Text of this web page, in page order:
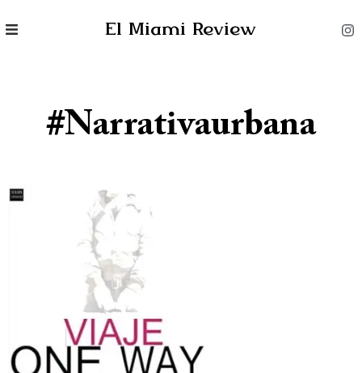
El Miami Review
#narrativaurbana